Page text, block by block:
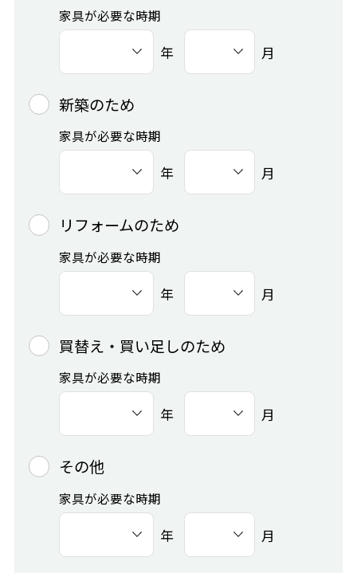
家具が必要な時期
年 月
新築のため
家具が必要な時期
年 月
リフォームのため
家具が必要な時期
年 月
買替え・買い足しのため
家具が必要な時期
年 月
その他
家具が必要な時期
年 月